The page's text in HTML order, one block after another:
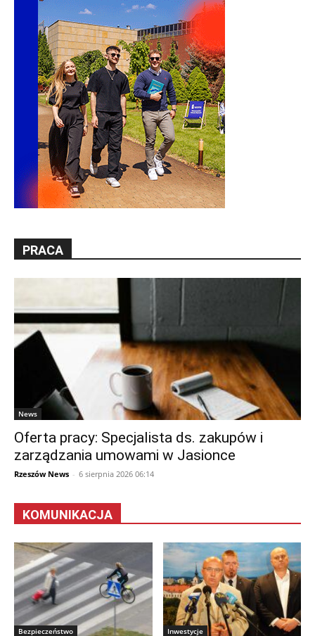
PRACA
News
Oferta pracy: Specjalista ds. zakupów i
zarządzania umowami w Jasionce
Rzeszów News - 6 sierpnia 2026 06:14
KOMUNIKACJA
Bezpieczeństwo Inwestycje